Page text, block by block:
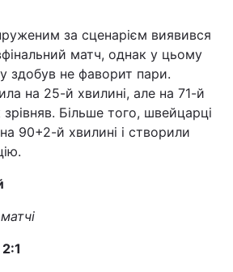
за сценарієм виявився
матч, однак у цьому
здобув не фаворит пари.
на 25-й хвилині, але на 71-й
Більше того, швейцарці
90+2-й хвилині і створили